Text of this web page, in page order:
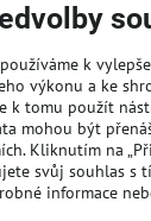
751
09:00 - 15:00 hod.
)
k
výkonu a ke
k tomu použít
mohou být
Kliknutím na
svůj souhlas s
informace